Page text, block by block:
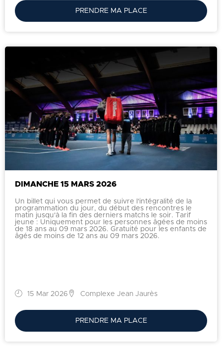
PRENDRE MA PLACE
DIMANCHE 15 MARS 2026
Un billet qui vous permet de suivre l'intégralité de la
programmation du jour, du début des rencontres le
matin jusqu'à la fin des derniers matchs le soir. Tarif
jeune : Uniquement pour les personnes âgées de moins
de 18 ans au 09 mars 2026. Gratuité pour les enfants de
âgés de moins de 12 ans au 09 mars 2026.
15 Mar 2026 Complexe Jean Jaurès
PRENDRE MA PLACE